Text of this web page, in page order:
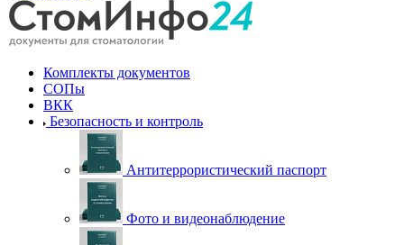
Комплекты документов
СОПы
ВКК
Безопасность и контроль
Антитеррористический паспорт
Фото и видеонаблюдение